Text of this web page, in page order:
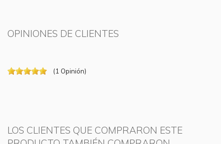
OPINIONES DE CLIENTES
(1 Opinión)
LOS CLIENTES QUE COMPRARON ESTE